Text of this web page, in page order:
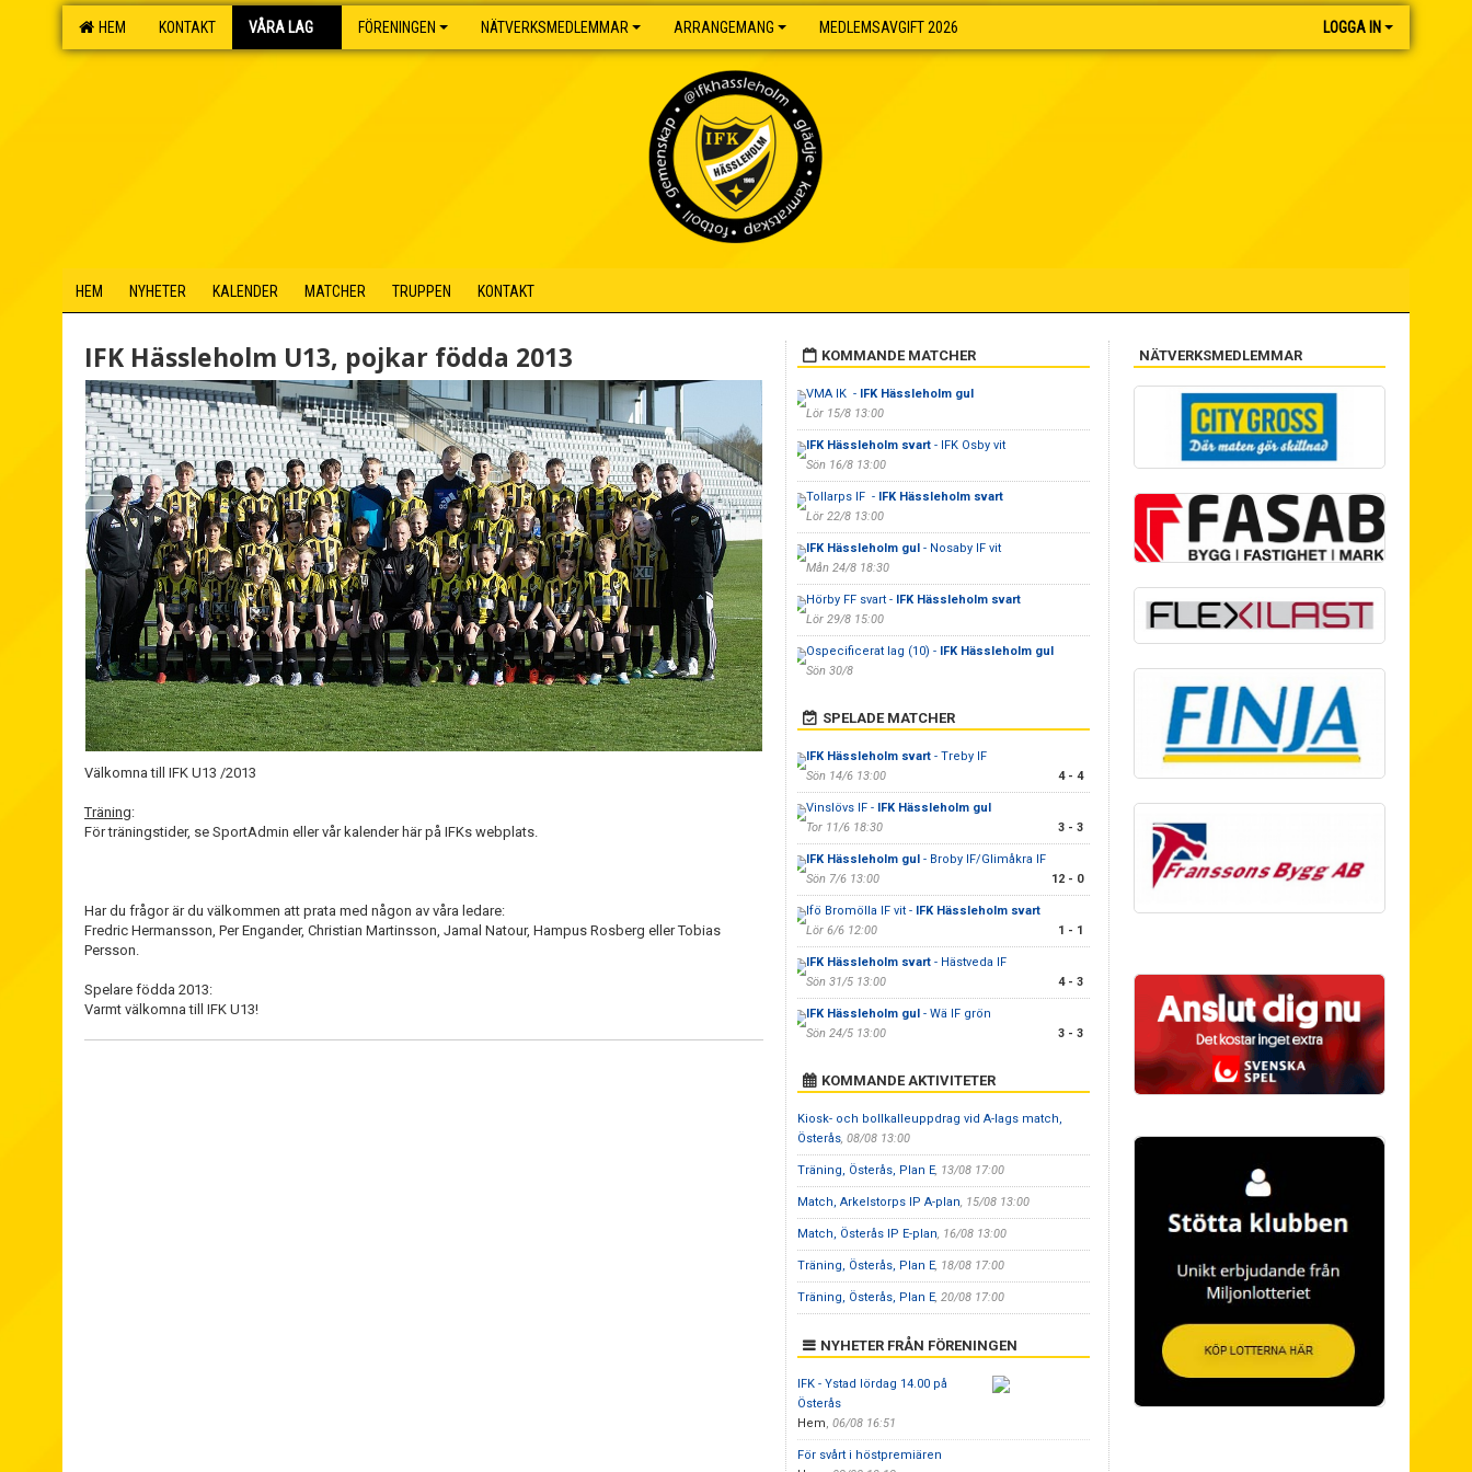
HEM KONTAKT VÅRA LAG FÖRENINGEN NÄTVERKSMEDLEMMAR ARRANGEMANG MEDLEMSAVGIFT 2026 LOGGA IN
HEM NYHETER KALENDER MATCHER TRUPPEN KONTAKT
IFK Hässleholm U13, pojkar födda 2013
Välkomna till IFK U13 /2013
Träning:
För träningstider, se SportAdmin eller vår kalender här på IFKs webplats.
Har du frågor är du välkommen att prata med någon av våra ledare:
Fredric Hermansson, Per Engander, Christian Martinsson, Jamal Natour, Hampus Rosberg eller Tobias
Persson.
Spelare födda 2013:
Varmt välkomna till IFK U13!
KOMMANDE MATCHER
VMA IK - IFK Hässleholm gul
Lör 15/8 13:00
IFK Hässleholm svart- IFK Osby vit
Sön 16/8 13:00
Tollarps IF - IFK Hässleholm svart
Lör 22/8 13:00
IFK Hässleholm gul- Nosaby IF vit
Mån 24/8 18:30
Hörby FF svart - IFK Hässleholm svart
Lör 29/8 15:00
Ospecificerat lag (10) - IFK Hässleholm gul
Sön 30/8
SPELADE MATCHER
IFK Hässleholm svart- Treby IF
Sön 14/6 13:00
4 - 4
Vinslövs IF - IFK Hässleholm gul
Tor 11/6 18:30
3 - 3
IFK Hässleholm gul- Broby IF/Glimåkra IF
Sön 7/6 13:00
12 - 0
Ifö Bromölla IF vit - IFK Hässleholm svart
Lör 6/6 12:00
1 - 1
IFK Hässleholm svart- Hästveda IF
Sön 31/5 13:00
4 - 3
IFK Hässleholm gul- Wä IF grön
Sön 24/5 13:00
3 - 3
KOMMANDE AKTIVITETER
Kiosk- och bollkalleuppdrag vid A-lags match,
Österås, 08/08 13:00
Träning, Österås, Plan E, 13/08 17:00
Match, Arkelstorps IP A-plan, 15/08 13:00
Match, Österås IP E-plan, 16/08 13:00
Träning, Österås, Plan E, 18/08 17:00
Träning, Österås, Plan E, 20/08 17:00
NYHETER FRÅN FÖRENINGEN
IFK - Ystad lördag 14.00 på
Österås
Hem, 06/08 16:51
För svårt i höstpremiären
NÄTVERKSMEDLEMMAR